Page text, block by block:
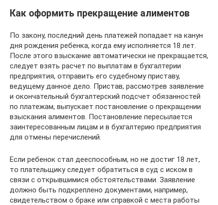
Как оформить прекращение алиментов
По закону, последний день платежей попадает на канун
дня рождения ребенка, когда ему исполняется 18 лет.
После этого взыскание автоматически не прекращается,
следует взять расчет по выплатам в бухгалтерии
предприятия, отправить его судебному приставу,
ведущему данное дело. Пристав, рассмотрев заявление
и окончательный бухгалтерский подсчет обязанностей
по платежам, выпускает постановление о прекращении
взыскания алиментов. Постановление пересылается
заинтересованным лицам и в бухгалтерию предприятия
для отмены перечислений.
Если ребенок стал дееспособным, но не достиг 18 лет,
то плательщику следует обратиться в суд с иском в
связи с открывшимися обстоятельствами. Заявление
должно быть подкреплено документами, например,
свидетельством о браке или справкой с места работы